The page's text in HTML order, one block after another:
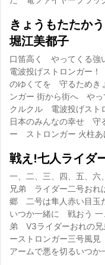
きょうもたたか
堀江美都子
口笛高く やってくる強
電波投げストロンガー
のゆくてを 守るため
ンガー 街から街へ や
クルクル 電波投げスト
日本のみんなの幸せ 守
ー ストロンガー 火柱
戦え!七人ライダ
一、二、三、四、五、
兄弟 ライダー二号おれ
郷 二号は隼人赤い目玉
いつか一緒に 戦おう 一
弟 V3ライダーおれの
ーストロンガー三号風
アームで悪を切るいつ